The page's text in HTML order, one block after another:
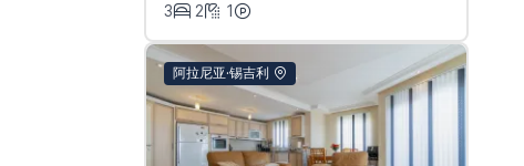
3
2 1
阿拉尼亚·锡吉利